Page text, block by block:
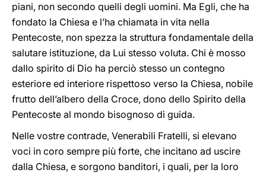
piani, non secondo quelli degli uomini. Ma Egli, che ha
fondato la Chiesa e l’ha chiamata in vita nella
Pentecoste, non spezza la struttura fondamentale della
salutare istituzione, da Lui stesso voluta. Chi è mosso
dallo spirito di Dio ha perciò stesso un contegno
esteriore ed interiore rispettoso verso la Chiesa, nobile
frutto dell’albero della Croce, dono dello Spirito della
Pentecoste al mondo bisognoso di guida.
Nelle vostre contrade, Venerabili Fratelli, si elevano
voci in coro sempre più forte, che incitano ad uscire
dalla Chiesa, e sorgono banditori, i quali, per la loro